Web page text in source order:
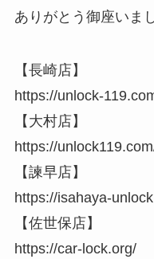
ありがとう御座いま
【長崎店】
https://unlock-
【大村店】
https://
【諫早店】
https://isahaya-
【佐世保店】
https://car-lock.org/